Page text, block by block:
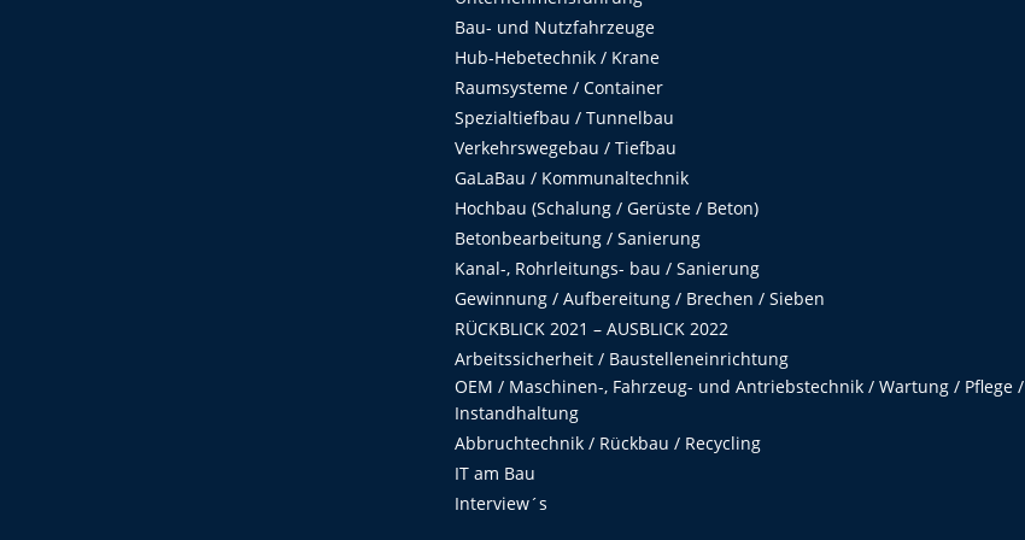
Bau- und Nutzfahrzeuge
Hub-Hebetechnik / Krane
Raumsysteme / Container
Spezialtiefbau / Tunnelbau
Verkehrswegebau / Tiefbau
GaLaBau / Kommunaltechnik
Hochbau (Schalung / Gerüste / Beton)
Betonbearbeitung / Sanierung
Kanal-, Rohrleitungs- bau / Sanierung
Gewinnung / Aufbereitung / Brechen / Sieben
RÜCKBLICK 2021 – AUSBLICK 2022
Arbeitssicherheit / Baustelleneinrichtung
OEM / Maschinen-, Fahrzeug- und Antriebstechnik / Wartung / Pflege /
Instandhaltung
Abbruchtechnik / Rückbau / Recycling
IT am Bau
Interview´s